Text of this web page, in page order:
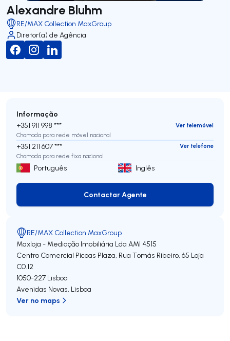
Alexandre Bluhm
RE/MAX Collection MaxGroup
Diretor(a) de Agência
Informação
+351 911 998 ***
Ver telemóvel
Chamada para rede móvel nacional
+351 211 607 ***
Ver telefone
Chamada para rede fixa nacional
Português Inglês
Contactar Agente
Contactar Agente
RE/MAX Collection MaxGroup
Maxloja - Mediação Imobiliária Lda AMI 4515
Centro Comercial Picoas Plaza, Rua Tomás Ribeiro, 65 Loja
C0.12
1050-227 Lisboa
Avenidas Novas, Lisboa
Ver no maps